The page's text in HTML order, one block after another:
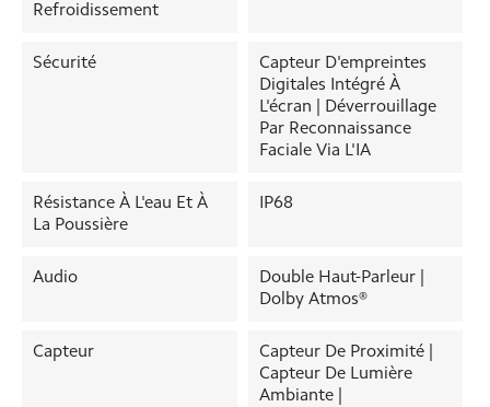
Refroidissement
Sécurité
Capteur D'empreintes
Digitales Intégré À
L'écran | Déverrouillage
Par Reconnaissance
Faciale Via L'IA
Résistance À L'eau Et À
La Poussière
IP68
Audio
Double Haut-Parleur |
Dolby Atmos®
Capteur
Capteur De Proximité |
Capteur De Lumière
Ambiante |